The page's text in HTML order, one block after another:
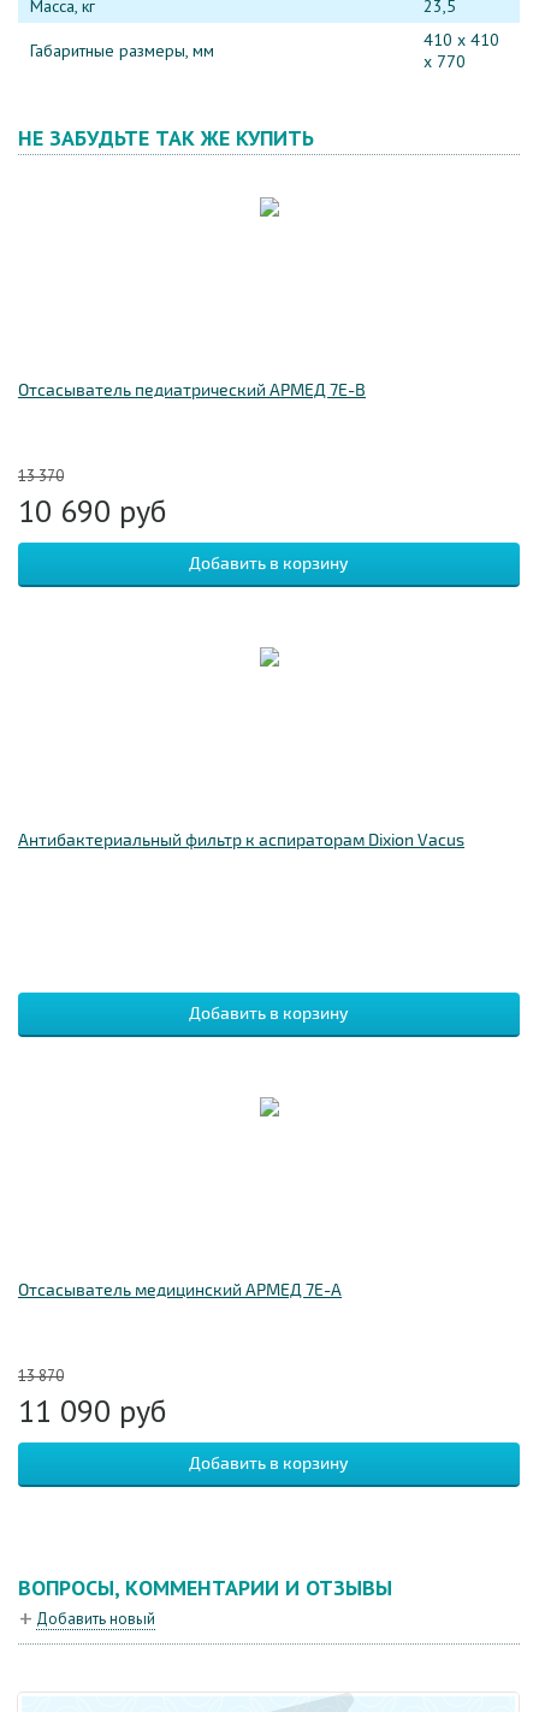
Масса, кг 23,5
Габаритные размеры, мм
410 х 410
х 770
НЕ ЗАБУДЬТЕ ТАК ЖЕ КУПИТЬ
Отсасыватель педиатрический АРМЕД 7E-B
13 370
10 690 руб
Антибактериальный фильтр к аспираторам Dixion Vacus
Отсасыватель медицинский АРМЕД 7E-A
13 870
11 090 руб
ВОПРОСЫ, КОММЕНТАРИИ И ОТЗЫВЫ
Добавить новый